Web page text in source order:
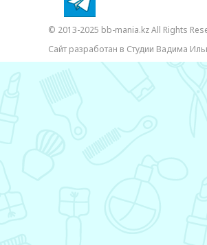
© 2013-2025 bb-mania.kz All Rights
Сайт разработан в Студии Вадима